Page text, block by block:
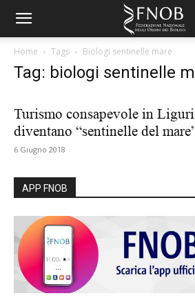
Home Tags Biologi sentinelle mare
Tag: biologi sentinelle
Turismo consapevole in
diventano “sentinelle del
6 Giugno 2018
APP FNOB